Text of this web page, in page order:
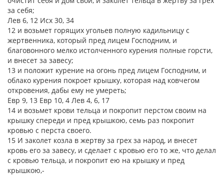
за себя;
Лев 6, 12 Исх 30, 34
12 и возьмет горящих угольев полную кадильницу с
жертвенника, который пред лицем Господним, и
благовонного мелко истолченного курения полные горсти,
и внесет за завесу;
13 и положит курение на огонь пред лицем Господним, и
облако курения покроет крышку, которая над ковчегом
откровения, дабы ему не умереть;
Евр 9, 13 Евр 10, 4 Лев 4, 6, 17
14 и возьмет крови тельца и покропит перстом своим на
крышку спереди и пред крышкою, семь раз покропит
кровью с перста своего.
15 И заколет козла в жертву за грех за народ, и внесет
кровь его за завесу, и сделает с кровью его то же, что делал
с кровью тельца, и покропит ею на крышку и пред
крышкою,-